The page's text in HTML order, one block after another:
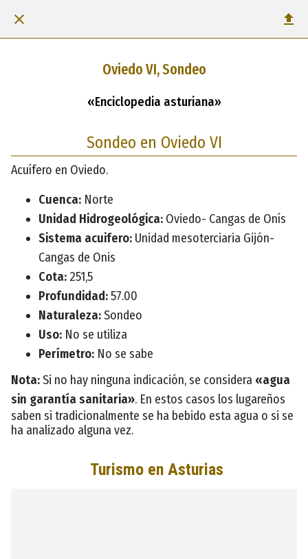
Oviedo VI, Sondeo
«Enciclopedia asturiana»
Sondeo en Oviedo VI
Acuífero en Oviedo.
Cuenca: Norte
Unidad Hidrogeológica: Oviedo- Cangas de Onís
Sistema acuifero: Unidad mesoterciaria Gijón-
Cangas de Onis
Cota: 251,5
Profundidad:57.00
Naturaleza:Sondeo
Uso: No se utiliza
Perímetro: No se sabe
Nota:Si no hay ninguna indicación, se considera «agua
sin garantía sanitaria». En estos casos los lugareños
saben si tradicionalmente se ha bebido esta agua o si se
ha analizado alguna vez.